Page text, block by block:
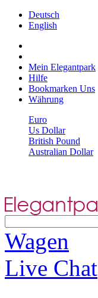
Deutsch
English
Mein Elegantpark
Hilfe
Bookmarken Uns
Währung
Euro
Us Dollar
British Pound
Australian Dollar
Wagen
Live Chat